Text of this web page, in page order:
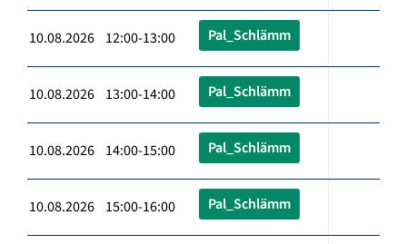
10.08.2026 12:00-13:00 Pal_Schlämm
10.08.2026 13:00-14:00 Pal_Schlämm
10.08.2026 14:00-15:00 Pal_Schlämm
10.08.2026 15:00-16:00 Pal_Schlämm